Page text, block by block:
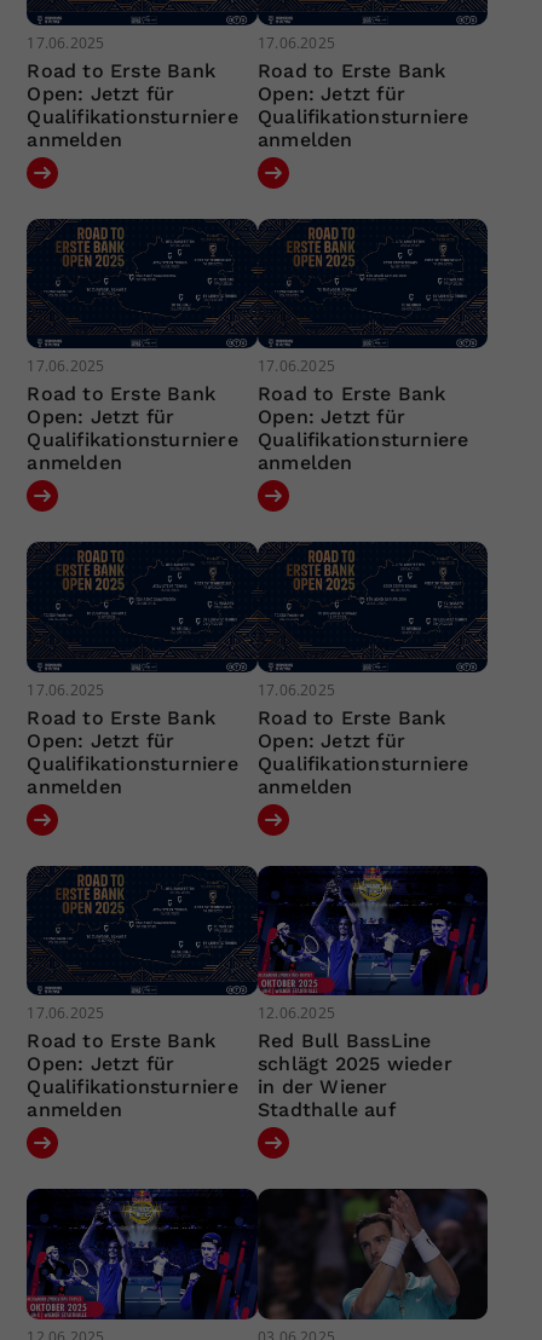
17.06.2025
Road to Erste Bank
Open: Jetzt für
Qualifikationsturniere
anmelden
17.06.2025
Road to Erste Bank
Open: Jetzt für
Qualifikationsturniere
anmelden
17.06.2025
Road to Erste Bank
Open: Jetzt für
Qualifikationsturniere
anmelden
17.06.2025
Road to Erste Bank
Open: Jetzt für
Qualifikationsturniere
anmelden
17.06.2025
Road to Erste Bank
Open: Jetzt für
Qualifikationsturniere
anmelden
17.06.2025
Road to Erste Bank
Open: Jetzt für
Qualifikationsturniere
anmelden
17.06.2025
Road to Erste Bank
Open: Jetzt für
Qualifikationsturniere
anmelden
12.06.2025
Red Bull BassLine
schlägt 2025 wieder
in der Wiener
Stadthalle auf